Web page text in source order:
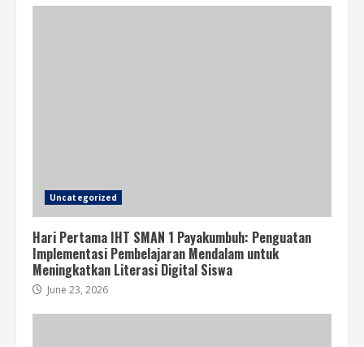
Uncategorized
Hari Pertama IHT SMAN 1 Payakumbuh: Penguatan
Implementasi Pembelajaran Mendalam untuk
Meningkatkan Literasi Digital Siswa
June 23, 2026